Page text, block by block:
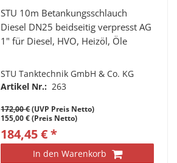
STU 10m Betankungsschlauch
Diesel DN25 beidseitig verpresst AG
1" für Diesel, HVO, Heizöl, Öle
STU Tanktechnik GmbH & Co. KG
Artikel Nr.: 263
172,00 €(UVP Preis Netto)
155,00 € (Preis Netto)
184,45 € *
In den Warenkorb